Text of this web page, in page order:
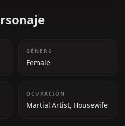
GÉNERO
Female
OCUPACIÓN
Martial Artist, Housewife